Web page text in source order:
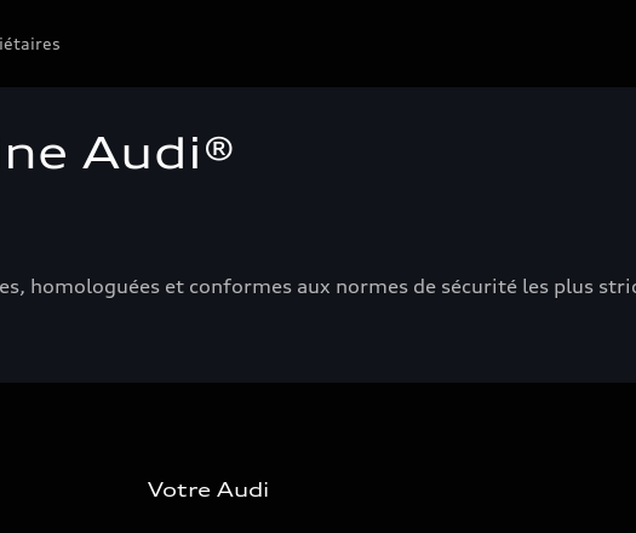
Audi®
homologuées et conformes aux normes de sécurité les plus
Votre Audi